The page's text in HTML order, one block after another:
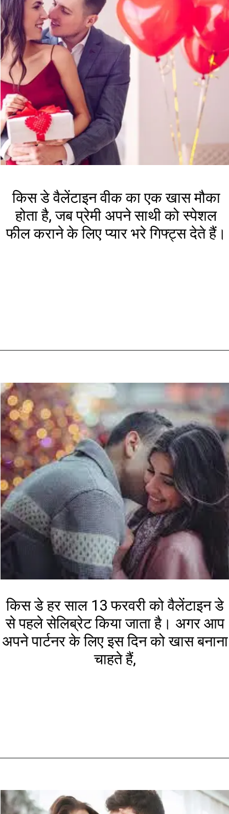
किस डे वैलेंटाइन वीक का एक खास मौका
होता है, जब प्रेमी अपने साथी को स्पेशल
फील कराने के लिए प्यार भरे गिफ्ट्स देते हैं।
किस डे हर साल 13 फरवरी को वैलेंटाइन डे
से पहले सेलिब्रेट किया जाता है। अगर आप
अपने पार्टनर के लिए इस दिन को खास बनाना
चाहते हैं,